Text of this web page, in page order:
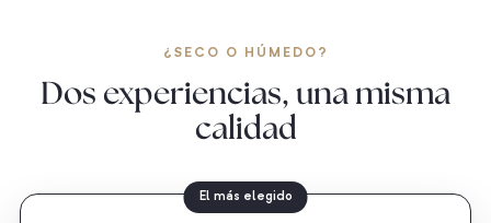
¿SECO O HÚMEDO?
Dos experiencias, una misma
calidad
El más elegido